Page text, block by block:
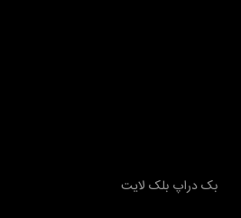
به سبد خرید
بک دراپ بلک لایت